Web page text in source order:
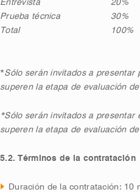
Entrevista
20%
Prueba técnica
30%
Total
100%
*Sólo serán invitados a presentar
superen la etapa de evaluación
*Sólo serán invitados a presentar
superen la etapa de evaluación
5.2. Términos de la contratación
Duración de la contratación: 10